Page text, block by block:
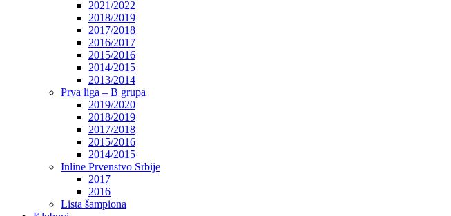
2021/2022
2018/2019
2017/2018
2016/2017
2015/2016
2014/2015
2013/2014
Prva liga – B grupa
2019/2020
2018/2019
2017/2018
2015/2016
2014/2015
Inline Prvenstvo Srbije
2017
2016
Lista šampiona